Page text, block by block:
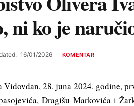
ni ko je
16/01/2026 KOMENTAR
28. juna 2024. godine,
Dragišu Markovića i